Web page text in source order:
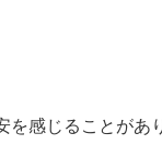
感じることがあ